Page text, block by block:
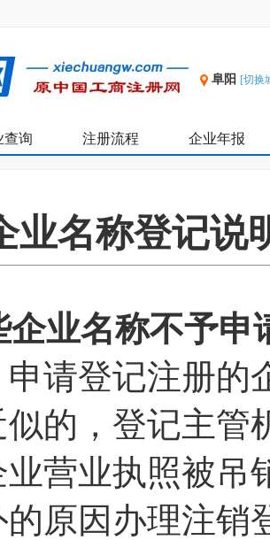
阜阳 [切换
查询 注册流程 企业年报
业名称登记说
企业名称不予
申请登记注册
的，登记主管
业营业执照被吊
的原因办理注销